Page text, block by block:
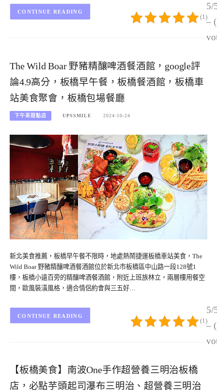
5/
–
(1)
CONTINUE READING
The Wild Boar 野豬精釀啤酒餐酒館，google評
論4.9高分，板橋早午餐，板橋餐酒館，板橋車
站美食聚會，板橋包場餐廳
下午茶甜點店 UPSSMILE 2024-10-24
新北美食推薦，板橋早午餐不限時，地處熱鬧捷運板橋車站美食，The
Wild Boar 野豬精釀啤酒餐酒館位於新北市板橋區中山路一段128號1
樓，板橋小遠百旁的精釀啤酒餐酒館，附近上班族林立，兩層樓用餐空
間，歐風裝潢風格，適合情侶約會與三五好…
5/
–
(1)
CONTINUE READING
【板橋美食】南波One手作超營養三明治板橋
店，必點芋頭起司瀑布三明治、超營養三明治